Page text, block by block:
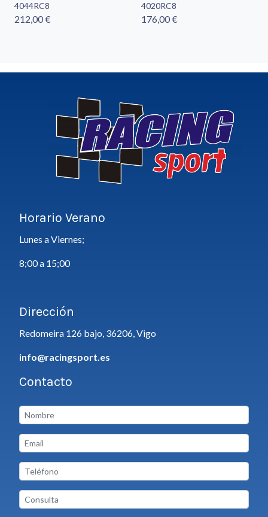
4044RC8
212,00 €
4020RC8
176,00 €
Horario Verano
Lunes a Viernes;
8;00 a 15;00
Dirección
Redomeira 126 bajo, 36206, Vigo
info@racingsport.es
Contacto